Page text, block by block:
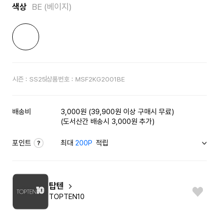
색상 BE (베이지)
시즌 : SS25상품번호 : MSF2KG2001BE
배송비
3,000원 (39,900원 이상 구매시 무료)
(도서산간 배송시 3,000원 추가)
포인트 최대200P 적립
탑텐
TOPTEN10